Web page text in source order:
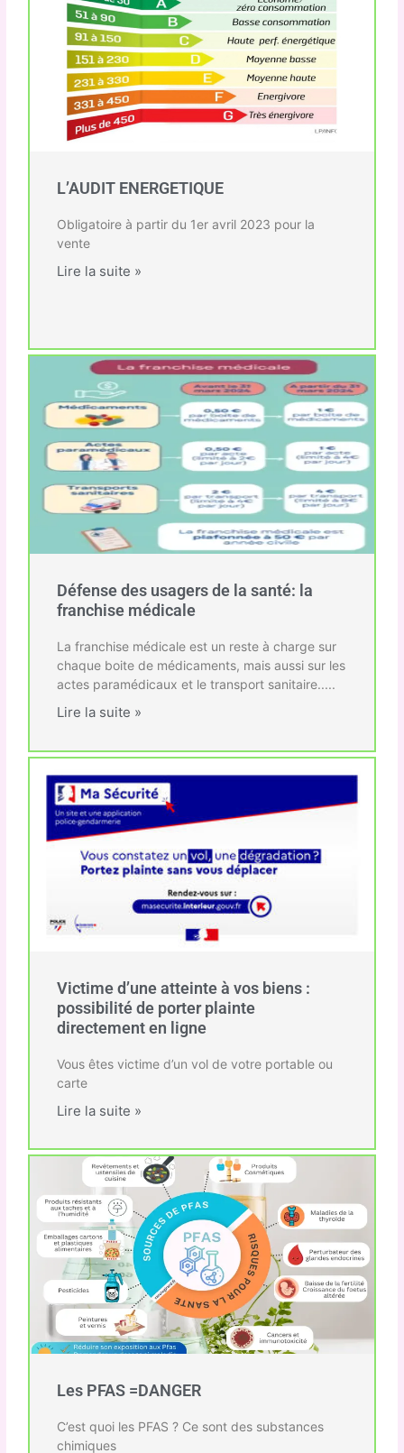
L’AUDIT ENERGETIQUE
Obligatoire à partir du 1er avril 2023 pour la
vente
Lire la suite »
Défense des usagers de la santé: la
franchise médicale
La franchise médicale est un reste à charge sur
chaque boite de médicaments, mais aussi sur les
actes paramédicaux et le transport sanitaire.....
Lire la suite »
Victime d’une atteinte à vos biens :
possibilité de porter plainte
directement en ligne
Vous êtes victime d’un vol de votre portable ou
carte
Lire la suite »
Les PFAS =DANGER
C’est quoi les PFAS ? Ce sont des substances
chimiques